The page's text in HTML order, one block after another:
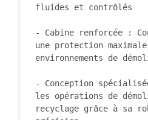
fluides et contrôlés
- Cabine renforcée :
une protection
environnements de
- Conception
les opérations de
recyclage grâce à sa